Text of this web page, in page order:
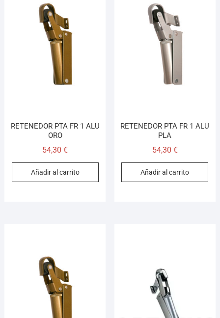
RETENEDOR PTA FR 1 ALU
ORO
54,30€
Añadir al carrito
RETENEDOR PTA FR 1 ALU
PLA
54,30 €
Añadir al carrito